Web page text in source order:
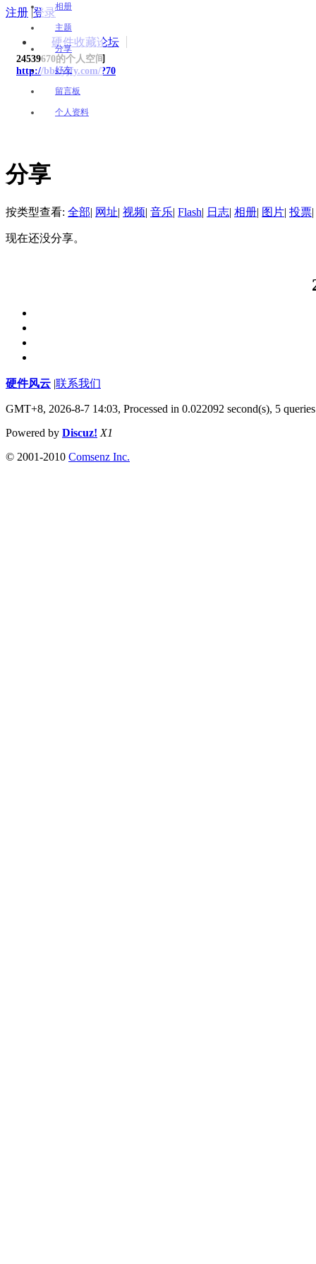
注册 |登录
硬件收藏论坛
24539670的个人空间
http://bbs.yjfy.com/?70
相册
主题
分享
好友
留言板
个人资料
分享
按类型查看: 全部 网址 视频 音乐 Flash 日志 相册 图片 投票
现在还没分享。
硬件风云 联系我们
GMT+8, 2026-8-7 14:03, Processed in 0.022092 second(s), 5 queries
Powered by Discuz! X1
© 2001-2010 Comsenz Inc.